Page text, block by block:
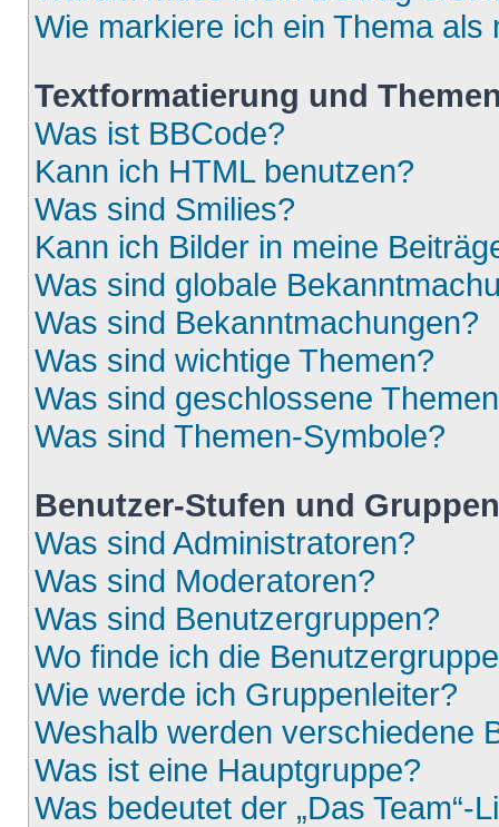
Wie markiere ich ein Thema als
Textformatierung und
Was ist BBCode?
Kann ich HTML benutzen?
Was sind Smilies?
Kann ich Bilder in meine
Was sind globale
Was sind Bekanntmachungen?
Was sind wichtige Themen?
Was sind geschlossene
Was sind Themen-Symbole?
Benutzer-Stufen und Gruppen
Was sind Administratoren?
Was sind Moderatoren?
Was sind Benutzergruppen?
Wo finde ich die
Wie werde ich Gruppenleiter?
Weshalb werden verschiedene
Was ist eine Hauptgruppe?
Was bedeutet der „Das Team“-